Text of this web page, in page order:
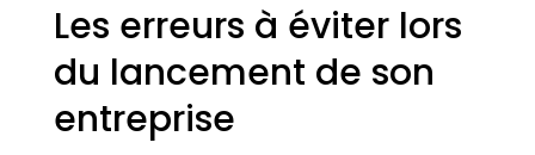
Les erreurs à éviter lors
du lancement de son
entreprise